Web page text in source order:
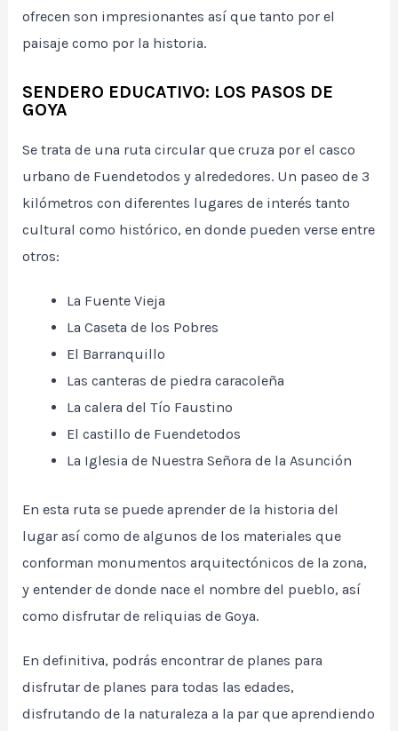
ofrecen son impresionantes así que tanto por el
paisaje como por la historia.
SENDERO EDUCATIVO: LOS PASOS DE
GOYA
Se trata de una ruta circular que cruza por el casco
urbano de Fuendetodos y alrededores. Un paseo de 3
kilómetros con diferentes lugares de interés tanto
cultural como histórico, en donde pueden verse entre
otros:
La Fuente Vieja
La Caseta de los Pobres
El Barranquillo
Las canteras de piedra caracoleña
La calera del Tío Faustino
El castillo de Fuendetodos
La Iglesia de Nuestra Señora de la Asunción
En esta ruta se puede aprender de la historia del
lugar así como de algunos de los materiales que
conforman monumentos arquitectónicos de la zona,
y entender de donde nace el nombre del pueblo, así
como disfrutar de reliquias de Goya.
En definitiva, podrás encontrar de planes para
disfrutar de planes para todas las edades,
disfrutando de la naturaleza a la par que aprendiendo